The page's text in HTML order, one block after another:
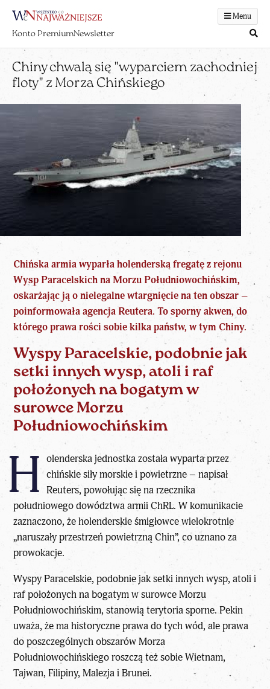
Menu
Konto PremiumNewsletter
Chiny chwalą się "wyparciem zachodniej
floty" z Morza Chińskiego
Chińskaarmia wyparła holenderską fregatę z rejonu
Wysp Paracelskich na Morzu Południowochińskim,
oskarżając ją o nielegalne wtargnięcie na ten obszar –
poinformowała agencja Reutera. To sporny akwen, do
którego prawa rości sobie kilka państw, w tym Chiny.
Wyspy Paracelskie, podobnie jak
setki innych wysp, atoli i raf
położonych na bogatym w
surowce Morzu
Południowochińskim
H olenderska jednostka została wyparta przez
chińskie siły morskie i powietrzne – napisał
Reuters, powołując się na rzecznika
południowego dowództwa armii ChRL. W komunikacie
zaznaczono, że holenderskie śmigłowce wielokrotnie
„naruszały przestrzeń powietrzną Chin”, co uznano za
prowokacje.
Wyspy Paracelskie, podobnie jak setki innych wysp, atoli i
raf położonych na bogatym w surowce Morzu
Południowochińskim, stanowią terytoria sporne. Pekin
uważa, że ma historyczne prawa do tych wód, ale prawa
do poszczególnych obszarów Morza
Południowochińskiego roszczą też sobieWietnam,
Tajwan, Filipiny, Malezja i Brunei.